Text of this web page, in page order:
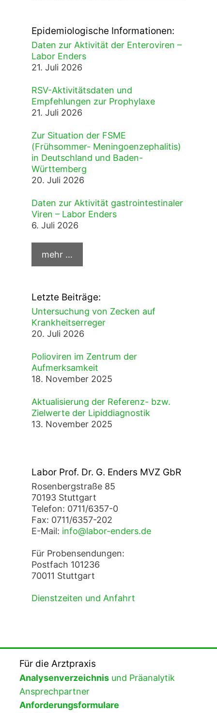
Epidemiologische Informationen:
Daten zur Aktivität der Enteroviren –
Labor Enders
21. Juli 2026
RSV-Aktivitätsdaten und
Empfehlungen zur Prophylaxe
21. Juli 2026
Zur Situation der FSME
(Frühsommer- Meningoenzephalitis)
in Deutschland und Baden-
Württemberg
20. Juli 2026
Daten zur Aktivität gastrointestinaler
Viren – Labor Enders
6. Juli 2026
Letzte Beiträge:
Untersuchung von Zecken auf
Krankheitserreger
20. Juli 2026
Polioviren im Zentrum der
Aufmerksamkeit
18. November 2025
Aktualisierung der Referenz- bzw.
Zielwerte der Lipiddiagnostik
13. November 2025
Labor Prof. Dr. G. Enders MVZ GbR
Rosenbergstraße 85
70193 Stuttgart
Telefon: 0711/6357-0
Fax: 0711/6357-202
E-Mail: info@labor-enders.de
Für Probensendungen:
Postfach 101236
70011 Stuttgart
Dienstzeiten und Anfahrt
Für die Arztpraxis
Analysenverzeichnis und Präanalytik
Ansprechpartner
Anforderungsformulare